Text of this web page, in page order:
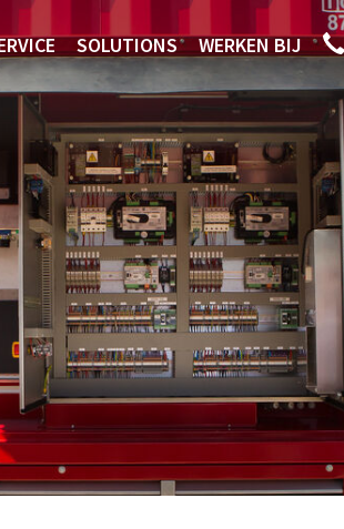
SOLUTIONS WERKEN BIJ